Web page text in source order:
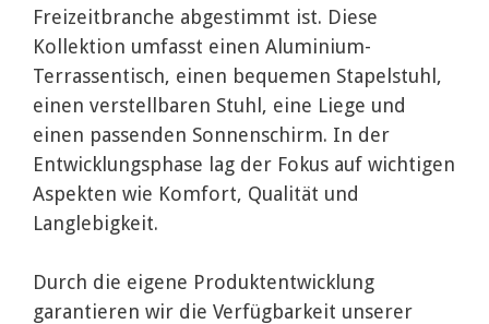
Freizeitbranche abgestimmt ist. Diese
Kollektion umfasst einen Aluminium-
Terrassentisch, einen bequemen Stapelstuhl,
einen verstellbaren Stuhl, eine Liege und
einen passenden Sonnenschirm. In der
Entwicklungsphase lag der Fokus auf wichtigen
Aspekten wie Komfort, Qualität und
Langlebigkeit.
Durch die eigene Produktentwicklung
garantieren wir die Verfügbarkeit unserer